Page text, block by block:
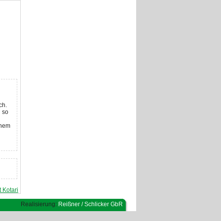
so
Kotari
Realisierung: Reißner / Schlicker GbR